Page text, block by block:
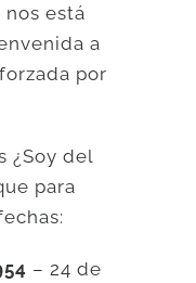
está
a
por
¿Soy del
para
– 24 de